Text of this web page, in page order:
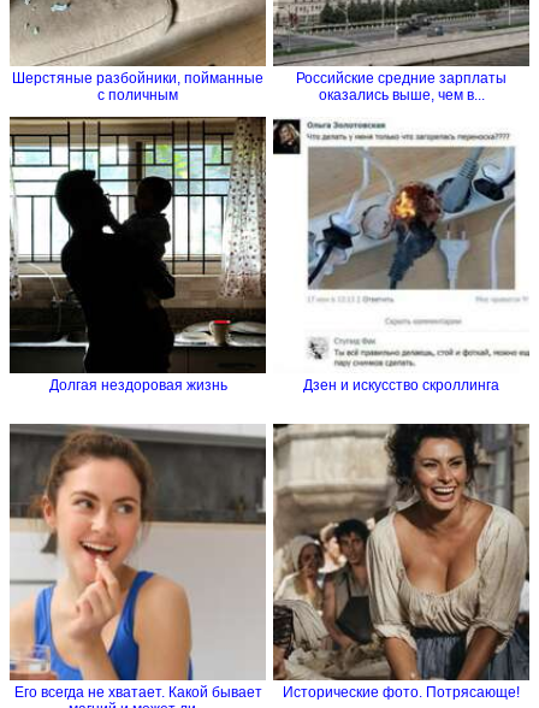
Шерстяные разбойники, пойманные
с поличным
Российские средние зарплаты
оказались выше, чем в...
Долгая нездоровая жизнь Дзен и искусство скроллинга
Его всегда не хватает. Какой бывает
Исторические фото. Потрясающе!